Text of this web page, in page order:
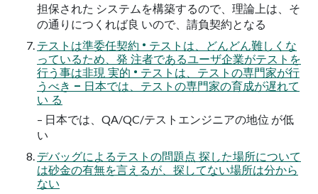
担保された システムを構築するので、理論上は、そ
の通りにつくれば良 いので、請負契約となる
テストは準委任契約 • テストは、どんどん難しくな
っているため、発 注者であるユーザ企業がテストを
行う事は非現 実的 • テストは、テストの専門家が行
うべき – 日本では、テストの専門家の育成が遅れて
い る
– 日本では、QA/QC/テストエンジニアの地位 が低
い
デバッグによるテストの問題点 探した場所について
は砂金の有無を言えるが、探してない場所は分から
ない